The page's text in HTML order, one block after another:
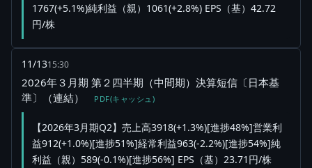
1767(+5.1%)純利益（親）1061(+2.8%) EPS（基）42.72
円/株
11/1315:30
2026年３月期 第２四半期（中間期）決算短信〔日本基
準〕（連結）
PDF(キャッシュ)
【2026年3月期Q2】売上高3918(+1.3%)[進捗48%]営業利
益912(+1.0%)[進捗51%]経常利益963(-2.2%)[進捗54%]純
利益（親）589(-0.1%)[進捗56%] EPS（基）23.71円/株